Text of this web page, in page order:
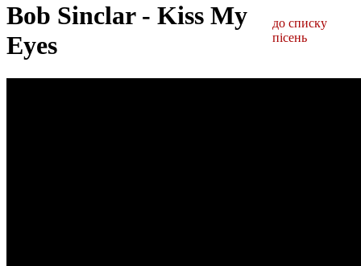
Bob Sinclar - Kiss My
Eyes
до списку
пісень